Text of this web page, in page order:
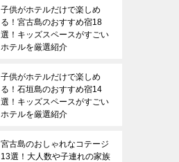
子供がホテルだけで楽しめ
る！宮古島のおすすめ宿18
選！キッズスペースがすごい
ホテルを厳選紹介
子供がホテルだけで楽しめ
る！石垣島のおすすめ宿14
選！キッズスペースがすごい
ホテルを厳選紹介
宮古島のおしゃれなコテージ
13選！大人数や子連れの家族